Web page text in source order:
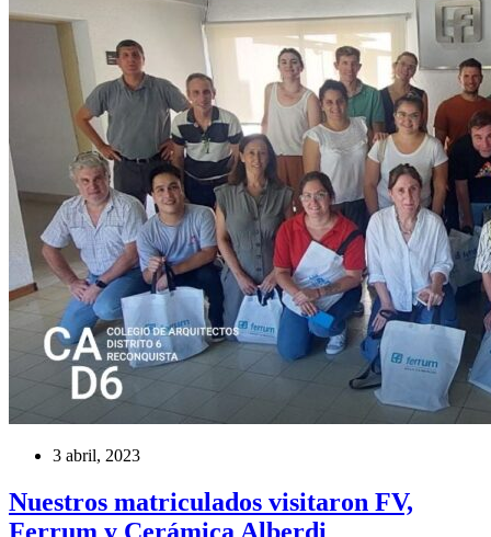
3 abril, 2023
Nuestros matriculados visitaron FV,